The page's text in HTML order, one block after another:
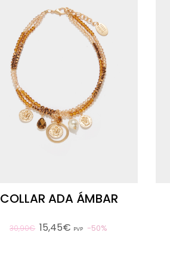
COLLAR ADA ÁMBAR
30,90€ 15,45€ PVP 50%